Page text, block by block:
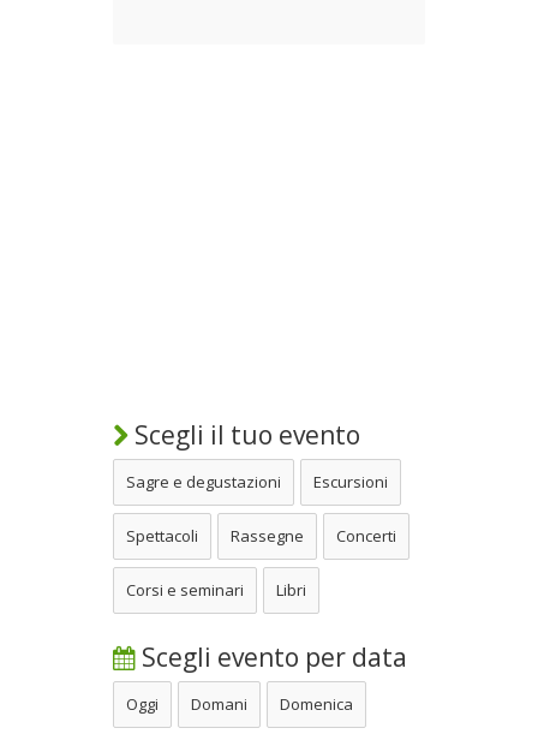
Scegli il tuo evento
Sagre e degustazioni Escursioni
Spettacoli Rassegne Concerti
Corsi e seminari Libri
Scegli evento per data
Oggi Domani Domenica